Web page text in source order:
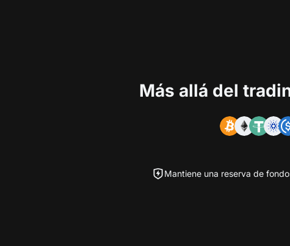
Más allá del
Mantiene una reserva de